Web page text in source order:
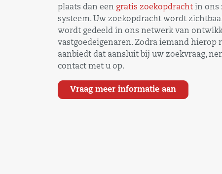
plaats dan een gratis zoekopdracht in ons
systeem. Uw zoekopdracht wordt
wordt gedeeld in ons netwerk van
vastgoedeigenaren. Zodra iemand hierop
aanbiedt dat aansluit bij uw zoekvraag,
contact met u op.
Vraag meer informatie aan